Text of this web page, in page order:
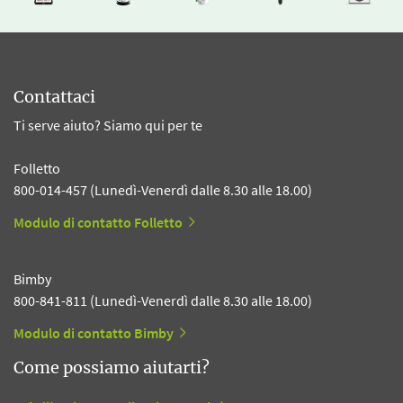
Contattaci
Ti serve aiuto? Siamo qui per te
Folletto
800-014-457 (Lunedì-Venerdì dalle 8.30 alle 18.00)
Modulo di contatto Folletto
Bimby
800-841-811 (Lunedì-Venerdì dalle 8.30 alle 18.00)
Modulo di contatto Bimby
Come possiamo aiutarti?